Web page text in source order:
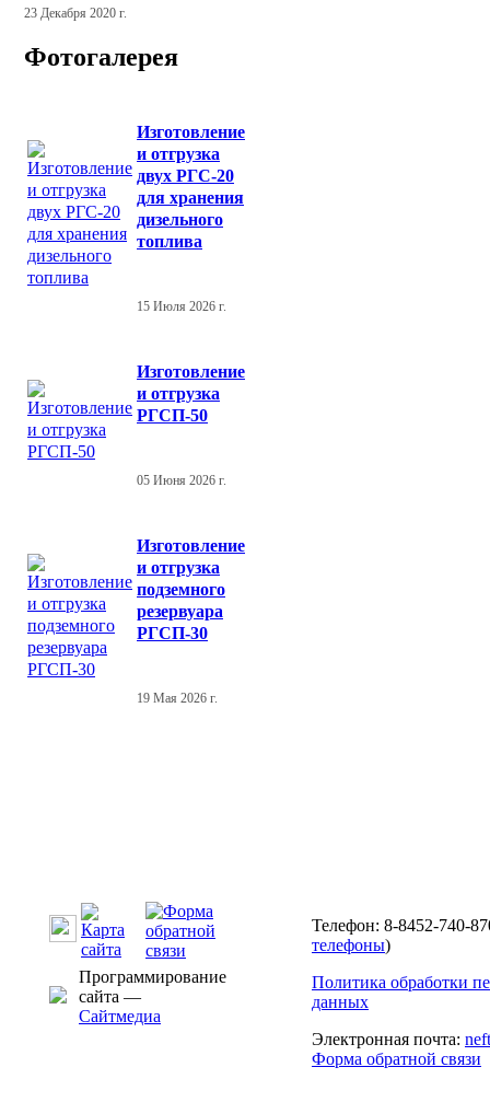
23 Декабря 2020 г.
Фотогалерея
Изготовление
и отгрузка
двух РГС-20
для хранения
дизельного
топлива
15 Июля 2026 г.
Изготовление
и отгрузка
РГСП-50
05 Июня 2026 г.
Изготовление
и отгрузка
подземного
резервуара
РГСП-30
19 Мая 2026 г.
Программирование
сайта —
Сайтмедиа
Телефон: 8-8452-740-
телефоны)
Политика обработки
данных
Электронная почта:
Форма обратной связи